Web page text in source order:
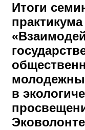
Итоги
практикума
в